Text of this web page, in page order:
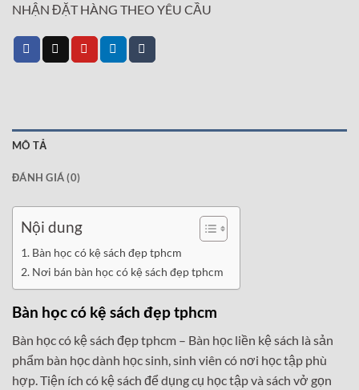
NHẬN ĐẶT HÀNG THEO YÊU CẦU
MÔ TẢ
ĐÁNH GIÁ (0)
Nội dung
Bàn học có kệ sách đẹp tphcm
Nơi bán bàn học có kệ sách đẹp tphcm
Bàn học có kệ sách đẹp tphcm
Bàn học có kệ sách đẹp tphcm – Bàn học liền kệ sách là sản
phẩm bàn học dành học sinh, sinh viên có nơi học tập phù
hợp. Tiện ích có kệ sách để dụng cụ học tập và sách vở gọn